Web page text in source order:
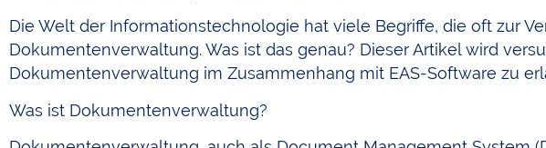
Die Welt der Informationstechnologie hat viele Begriffe, die oft zur
Dokumentenverwaltung. Was ist das genau? Dieser Artikel wird
Dokumentenverwaltung im Zusammenhang mit EAS-Software zu
Was ist Dokumentenverwaltung?